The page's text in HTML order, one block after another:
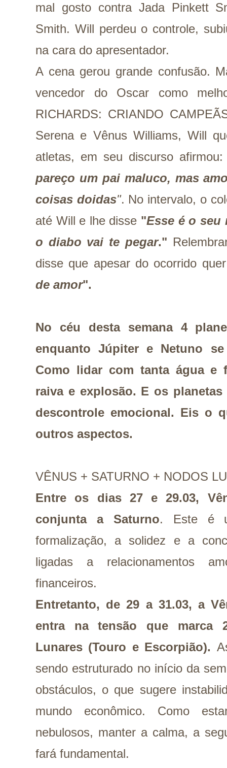
mal gosto contra Jada Pinkett
Smith. Will perdeu o controle,
na cara do apresentador.
A cena gerou grande confusão.
vencedor do Oscar como
RICHARDS: CRIANDO
Serena e Vênus Williams, Will
atletas, em seu discurso
pareço um pai maluco, mas
coisas doidas". No intervalo, o
até Will e lhe disse "Esse é o seu
o diabo vai te pegar."
disse que apesar do ocorrido
de amor".
No céu desta semana 4
enquanto Júpiter e Netuno
Como lidar com tanta água e
raiva e explosão. E os
descontrole emocional. Eis o
outros aspectos.
VÊNUS + SATURNO + NODOS
Entre os dias 27 e 29.03,
conjunta a Saturno. Este é
formalização, a solidez e a
ligadas a relacionamentos
financeiros.
Entretanto, de 29 a 31.03, a
entra na tensão que marca
Lunares (Touro e Escorpião).
sendo estruturado no início da
obstáculos, o que sugere
mundo econômico. Como
nebulosos, manter a calma, a
fará fundamental.